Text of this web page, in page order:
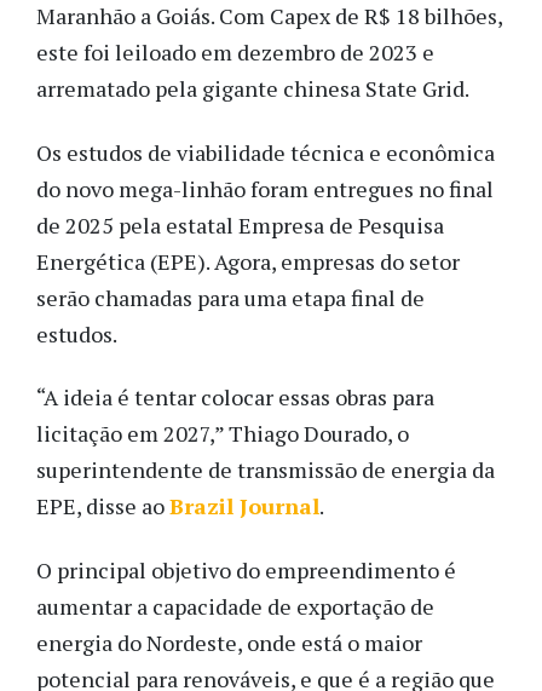
Maranhão a Goiás. Com Capex de R$ 18 bilhões,
este foi leiloado em dezembro de 2023 e
arrematado pela gigante chinesa State Grid.
Os estudos de viabilidade técnica e econômica
do novo mega-linhão foram entregues no final
de 2025 pela estatal Empresa de Pesquisa
Energética (EPE). Agora, empresas do setor
serão chamadas para uma etapa final de
estudos.
“A ideia é tentar colocar essas obras para
licitação em 2027,” Thiago Dourado, o
superintendente de transmissão de energia da
EPE, disse aoBrazil Journal.
O principal objetivo do empreendimento é
aumentar a capacidade de exportação de
energia do Nordeste, onde está o maior
potencial para renováveis, e que é a região que